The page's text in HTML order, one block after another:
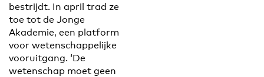
bestrijdt. In april trad ze
toe tot de Jonge
Akademie, een platform
voor wetenschappelijke
vooruitgang. ‘De
wetenschap moet geen